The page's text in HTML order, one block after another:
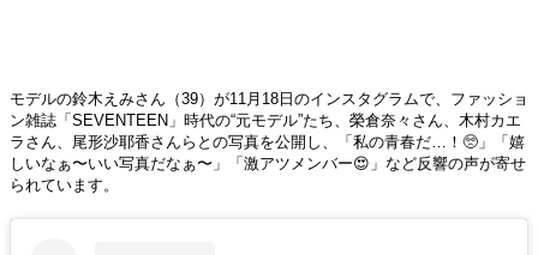
モデルの鈴木えみさん（39）が11月18日のインスタグラムで、ファッショ
ン雑誌「SEVENTEEN」時代の“元モデル”たち、榮倉奈々さん、木村カエ
ラさん、尾形沙耶香さんらとの写真を公開し、「私の青春だ…！🥺」「嬉
しいなぁ〜いい写真だなぁ〜」「激アツメンバー😍」など反響の声が寄せ
られています。